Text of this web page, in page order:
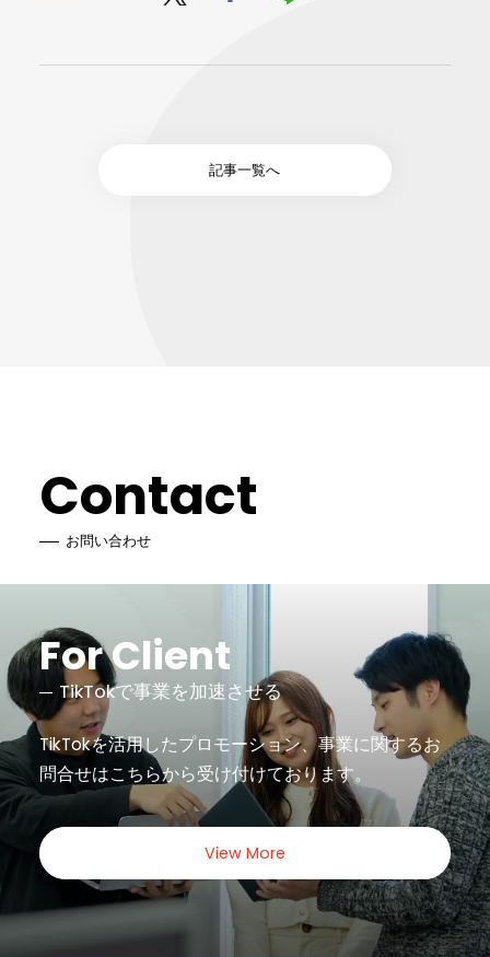
記事一覧へ
Contact
お問い合わせ
For Client
TikTokで事業を加速させる
TikTokを活用したプロモーション、事業に関するお
問合せはこちらから受け付けております。
View More